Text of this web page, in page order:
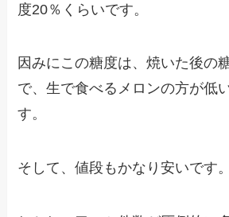
度20％くらいです。
因みにこの糖度は、焼いた後の
で、生で食べるメロンの方が低
す。
そして、値段もかなり安いです。